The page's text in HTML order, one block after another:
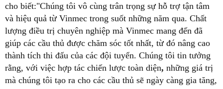
cho biết:"Chúng tôi vô cùng trân trọng sự hỗ trợ tận tâm
và hiệu quả từ Vinmec trong suốt những năm qua. Chất
lượng điều trị chuyên nghiệp mà Vinmec mang đến đã
giúp các cầu thủ được chăm sóc tốt nhất, từ đó nâng cao
thành tích thi đấu của các đội tuyển. Chúng tôi tin tưởng
rằng, với việc hợp tác chiến lược toàn diện, những giá trị
mà chúng tôi tạo ra cho các cầu thủ sẽ ngày càng gia tăng,